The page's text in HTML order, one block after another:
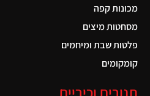
מכונות קפה
מסחטות מיצים
פלטות שבת ומיחמים
קומקומים
תנורים וכיריים